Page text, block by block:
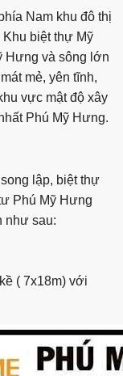
Nam khu đô thị
Khu biệt thự Mỹ
Hưng và sông lớn
mẻ, yên tĩnh,
vực mật độ xây
Phú Mỹ Hưng.
lập, biệt thự
Phú Mỹ Hưng
như sau:
( 7x18m) với